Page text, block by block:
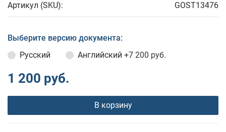
Артикул (SKU): GOST13476
Выберите версию документа:
Русский
Английский +7 200 руб.
1 200 руб.
В корзину